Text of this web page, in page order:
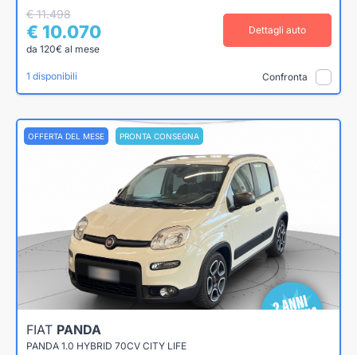
€ 11.498
€ 10.070
da 120€ al mese
Dettagli auto
1 disponibili Confronta
OFFERTA DEL MESE PRONTA CONSEGNA
FIAT PANDA
PANDA 1.0 HYBRID 70CV CITY LIFE